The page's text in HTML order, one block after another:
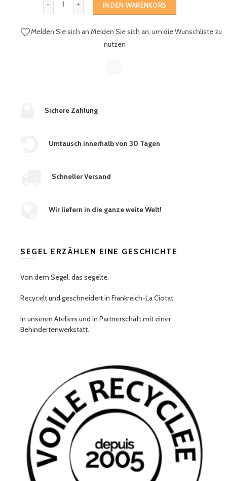
IN DEN WARENKORB
Melden Sie sich an Melden Sie sich an, um die Wunschliste zu
nutzen
Sichere Zahlung
Umtausch innerhalb von 30 Tagen
Schneller Versand
Wir liefern in die ganze weite Welt!
SEGEL ERZÄHLEN EINE GESCHICHTE
Von dem Segel, das segelte.
Recycelt und geschneidert in Frankreich-La Ciotat.
In unseren Ateliers und in Partnerschaft mit einer
Behindertenwerkstatt.